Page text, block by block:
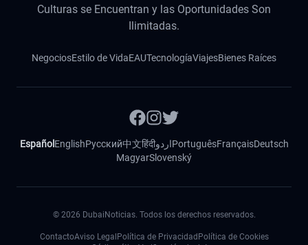
Culturas se Encuentran y las Oportunidades Son
Ilimitadas.
NegociosEstilo de VidaEAUTecnologíaViajesBienes Raíces
Español EnglishРусский中文हिंदीاردوPortuguêsFrançaisDeutsch
MagyarSlovenský
© 2026 DubaiNoticias. Todos los derechos reservados.
ContactoAviso Legal Política de Privacidad Política de Cookies